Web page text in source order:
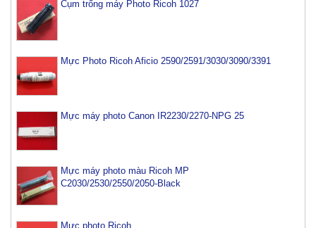
Cụm trống máy Photo Ricoh 1027
Mực Photo Ricoh Aficio 2590/2591/3030/3090/3391
Mực máy photo Canon IR2230/2270-NPG 25
Mực máy photo màu Ricoh MP
C2030/2530/2550/2050-Black
Mực photo Ricoh